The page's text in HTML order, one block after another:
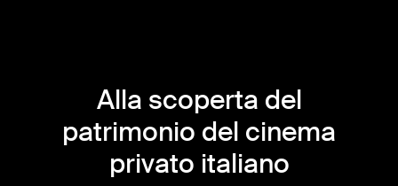
Alla scoperta del
patrimonio del cinema
privato italiano